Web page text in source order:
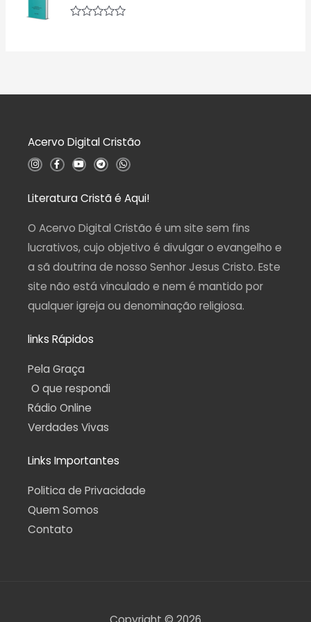
0
d
i
5
e
Acervo Digital Cristão
I
n
a
g
a
m
F
a
b
o
k
-
f
Y
o
u
b
T
e
g
r
m
W
h
s
a
p
Literatura Cristã é Aqui!
O Acervo Digital Cristão é um site sem fins
lucrativos, cujo objetivo é divulgar o evangelho e
a sã doutrina de nosso Senhor Jesus Cristo. Este
site não está vinculado e nem é mantido por
qualquer igreja ou denominação religiosa.
links Rápidos
Pela Graça
O que respondi
Rádio Online
Verdades Vivas
Links Importantes
Politica de Privacidade
Quem Somos
Contato